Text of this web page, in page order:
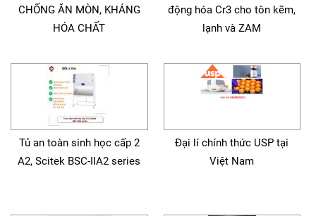
CHỐNG ĂN MÒN, KHÁNG
HÓA CHẤT
động hóa Cr3 cho tôn kẽm,
lạnh và ZAM
Tủ an toàn sinh học cấp 2
A2, Scitek BSC-IIA2 series
Đại lí chính thức USP tại
Việt Nam